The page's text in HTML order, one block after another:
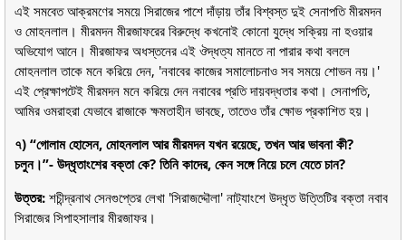
এই সমবেত আক্রমণের সময়ে সিরাজের পাশে দাঁড়ায় তাঁর বিশ্বস্ত দুই সেনাপতি মীরমদন
ও মোহনলাল। মীরমদন মীরজাফরের বিরুদ্ধে কখনোই কোনো যুদ্ধে সক্রিয় না হওয়ার
অভিযোগ আনে। মীরজাফর অধস্তনের এই ঔদ্ধত্য মানতে না পারার কথা বললে
মোহনলাল তাকে মনে করিয়ে দেন, 'নবাবের কাজের সমালোচনাও সব সময়ে শোভন নয়।'
এই প্রেক্ষাপটেই মীরমদন মনে করিয়ে দেন নবাবের প্রতি দায়বদ্ধতার কথা। সেনাপতি,
আমির ওমরাহরা যেভাবে রাজাকে ক্ষমতাহীন ভাবছে, তাতেও তাঁর ক্ষোভ প্রকাশিত হয়।
৭) “গোলাম হোসেন, মোহনলাল আর মীরমদন যখন রয়েছে, তখন আর ভাবনা কী?
চলুন।”- উদ্ধৃতাংশের বক্তা কে? তিনি কাদের, কেন সঙ্গে নিয়ে চলে যেতে চান?
উত্তর: শচীন্দ্রনাথ সেনগুপ্তের লেখা 'সিরাজদ্দৌলা' নাট্যাংশে উদ্ধৃত উত্তিটির বক্তা নবাব
সিরাজের সিপাহসালার মীরজাফর।